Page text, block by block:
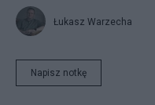
Łukasz Warzecha
Napisz notkę